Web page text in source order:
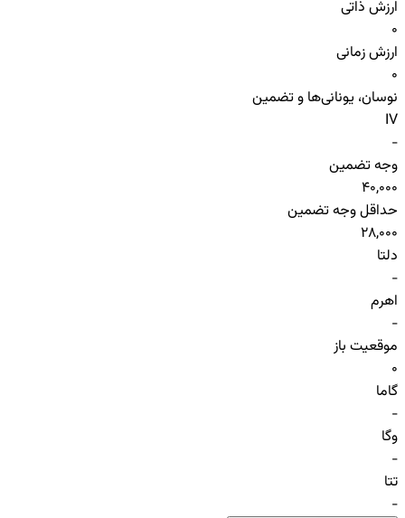
ارزش ذاتی
0
ارزش زمانی
0
نوسان، یونانی‌ها و تضمین
IV
-
وجه تضمین
40,000
حداقل وجه تضمین
28,000
دلتا
-
اهرم
-
موقعیت باز
0
گاما
-
وگا
-
تتا
-